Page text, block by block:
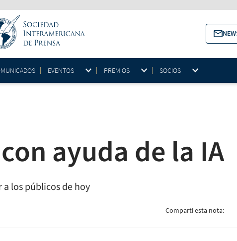
EVENTOS PREMIOS SOCIOS
ayuda de la IA
a los públicos de hoy
Compartí esta nota: